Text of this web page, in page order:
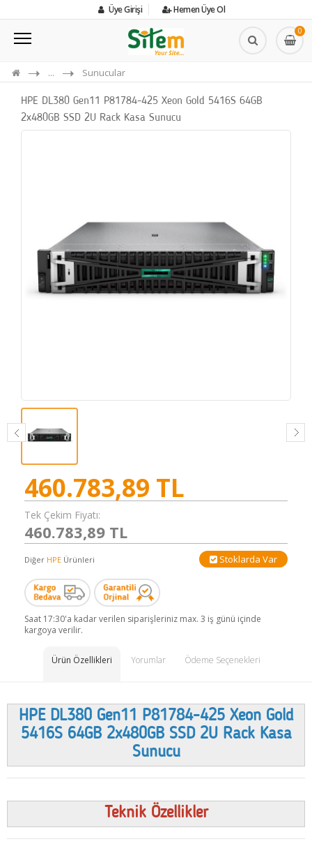
Üye Girişi Hemen Üye Ol
0
... Sunucular
HPE DL380 Gen11 P81784-425 Xeon Gold 5416S 64GB
2x480GB SSD 2U Rack Kasa Sunucu
460.783,89 TL
Tek Çekim Fiyatı:
460.783,89 TL
Diğer HPE Ürünleri Stoklarda Var
Saat 17:30'a kadar verilen siparişleriniz max. 3 iş günü içinde
kargoya verilir.
Ürün Özellikleri Yorumlar Ödeme Seçenekleri
HPE DL380 Gen11 P81784-425 Xeon Gold
5416S 64GB 2x480GB SSD 2U Rack Kasa
Sunucu
Teknik Özellikler